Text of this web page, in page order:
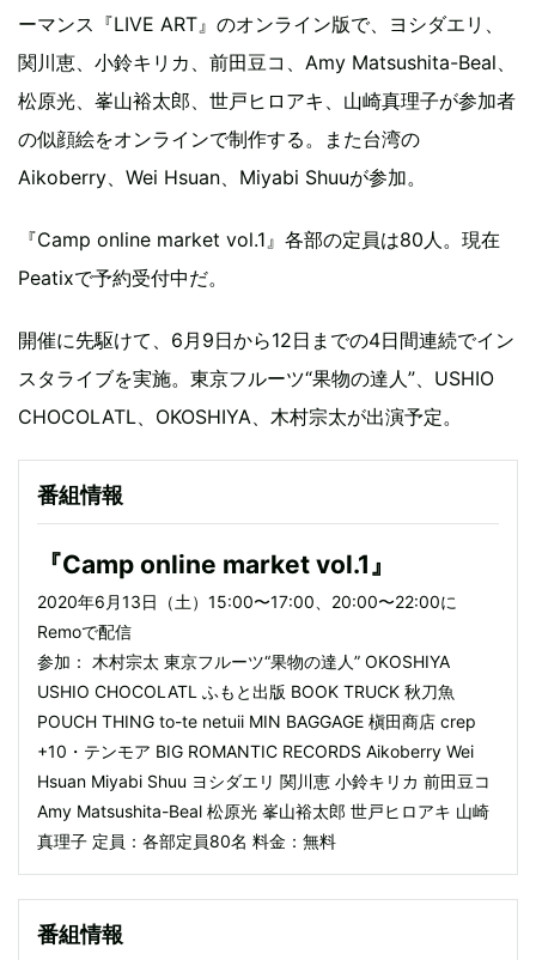
ーマンス『LIVE ART』のオンライン版で、ヨシダエリ、
関川恵、小鈴キリカ、前田豆コ、Amy Matsushita-Beal、
松原光、峯山裕太郎、世戸ヒロアキ、山崎真理子が参加者
の似顔絵をオンラインで制作する。また台湾の
Aikoberry、Wei Hsuan、Miyabi Shuuが参加。
『Camp online market vol.1』各部の定員は80人。現在
Peatixで予約受付中だ。
開催に先駆けて、6月9日から12日までの4日間連続でイン
スタライブを実施。東京フルーツ“果物の達人”、USHIO
CHOCOLATL、OKOSHIYA、木村宗太が出演予定。
番組情報
『Camp online market vol.1』
2020年6月13日（土）15:00〜17:00、20:00〜22:00に
Remoで配信
参加： 木村宗太 東京フルーツ“果物の達人” OKOSHIYA
USHIO CHOCOLATL ふもと出版 BOOK TRUCK 秋刀魚
POUCH THING to-te netuii MIN BAGGAGE 槇田商店 crep
+10・テンモア BIG ROMANTIC RECORDS Aikoberry Wei
Hsuan Miyabi Shuu ヨシダエリ 関川恵 小鈴キリカ 前田豆コ
Amy Matsushita-Beal 松原光 峯山裕太郎 世戸ヒロアキ 山崎
真理子 定員：各部定員80名 料金：無料
番組情報